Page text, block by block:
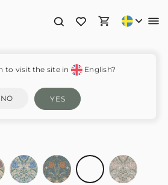
to visit the site in English?
NO YES